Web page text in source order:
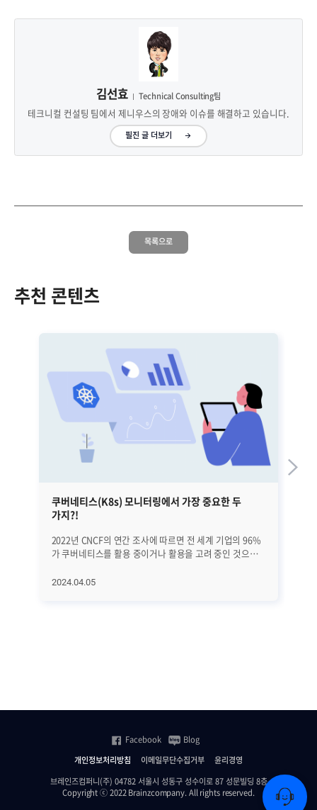
김선효 Technical Consulting팀
테크니컬 컨설팅 팀에서 제니우스의 장애와 이슈를 해결하고 있습니다.
필진 글 더보기
목록으로
추천 콘텐츠
쿠버네티스(K8s) 모니터링에서 가장 중요한 두
가지?!
2022년 CNCF의 연간 조사에 따르면 전 세계 기업의 96%
가 쿠버네티스를 활용 중이거나 활용을 고려 중인 것으로
K8s) 시장의 규모가 올해 1조 2천억 원대를 돌파할 것으로
위한 두 가지 조건 첫 번째, 쿠버네티스의 주요 항목을
크고 동적이며 복잡한 구조를 가지고 있습니다. 그렇기
때문에 리소스 사용률, 에러 로그 등의 중요 정보를
실시간으로 파악할 수 있어야 합니다. 따라서 쿠버네티스
모니터링을 효과적으로 수행하기 위해 첫 번째로 기억해야
할 것은 '쿠버네티스 환경을 한 화면에서 종합적으로 볼 수
2024.04.05
상
단
개인정보처리방침 이메일무단수집거부
윤리경영
브레인즈컴퍼니(주) 04782 서울시 성동구 성수이로 87 성문빌딩 8층
Copyright ⓒ 2022 Brainzcompany. All rights reserved.
Facebook Blog